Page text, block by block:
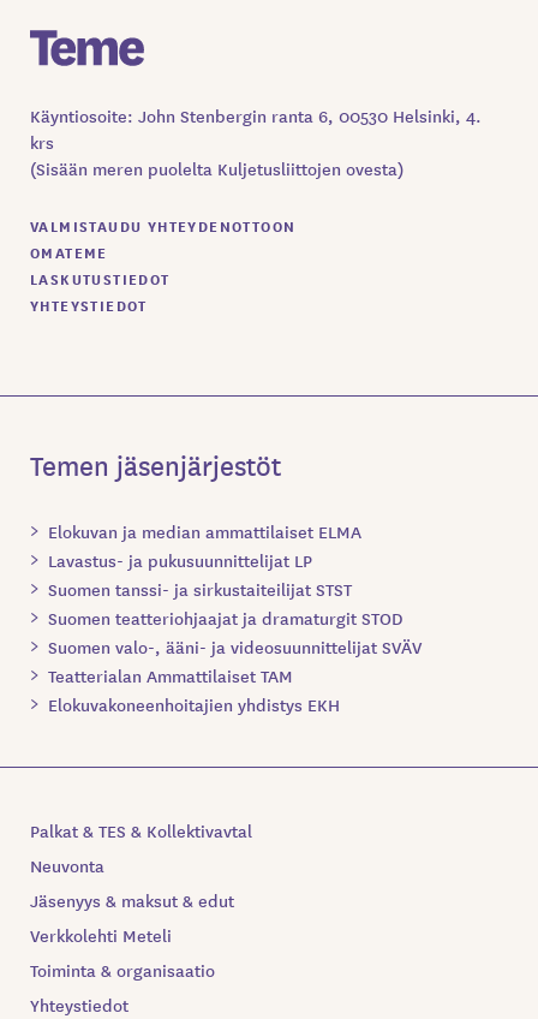
Käyntiosoite: John Stenbergin ranta 6, 00530 Helsinki, 4.
krs
(Sisään meren puolelta Kuljetusliittojen ovesta)
VALMISTAUDU YHTEYDENOTTOON
OMATEME
LASKUTUSTIEDOT
YHTEYSTIEDOT
Temen jäsenjärjestöt
Elokuvan ja median ammattilaiset ELMA
Lavastus- ja pukusuunnittelijat LP
Suomen tanssi- ja sirkustaiteilijat STST
Suomen teatteriohjaajat ja dramaturgit STOD
Suomen valo-, ääni- ja videosuunnittelijat SVÄV
Teatterialan Ammattilaiset TAM
Elokuvakoneenhoitajien yhdistys EKH
Palkat & TES & Kollektivavtal
Neuvonta
Jäsenyys & maksut & edut
Verkkolehti Meteli
Toiminta & organisaatio
Yhteystiedot